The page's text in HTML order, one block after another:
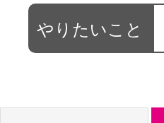
やりたいこと